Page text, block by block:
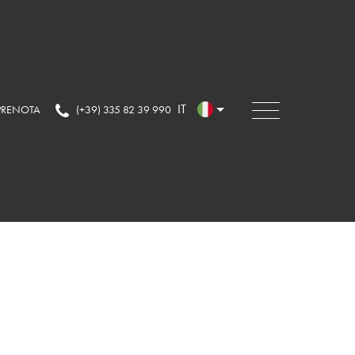
(+39) 335 82 39 990 IT